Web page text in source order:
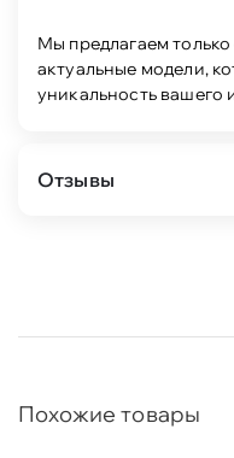
Мы предлагаем
актуальные модели,
уникальность вашего
Отзывы
Похожие товары